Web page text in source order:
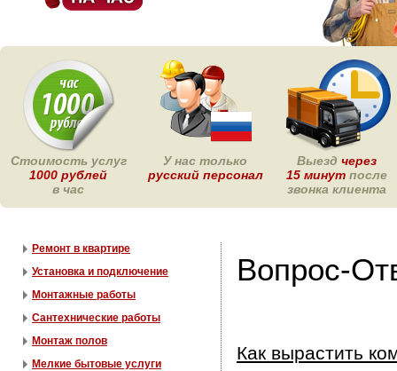
Стоимость услуг
1000 рублей
в час
У нас только
русский персонал
Выездчерез
15 минут после
звонка клиента
Вопрос-
Как вырастить
Ремонт в квартире
Установка и подключение
Монтажные работы
Сантехнические работы
Монтаж полов
Мелкие бытовые услуги